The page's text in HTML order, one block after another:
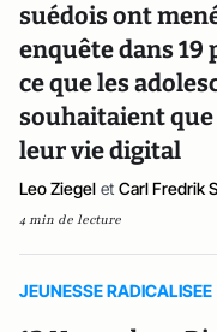
suédois ont
enquête dans 19
ce que les
souhaitaient
leur vie digital
Leo Ziegel et Carl Fredrik
4 min de lecture
JEUNESSE RADICALISEE